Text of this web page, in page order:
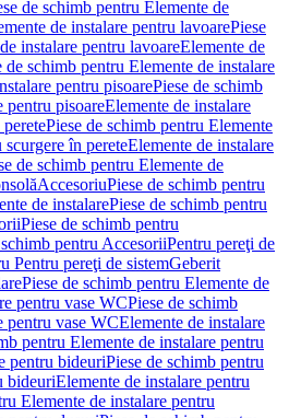
de schimb pentru Elemente de
de instalare pentru lavoarePiese
instalare pentru lavoareElemente de
de schimb pentru Elemente de instalare
pentru pisoarePiese de schimb
pentru pisoareElemente de instalare
Piese de schimb pentru Elemente
în pereteElemente de instalare
de schimb pentru Elemente de
AccesoriuPiese de schimb pentru
de instalarePiese de schimb pentru
Piese de schimb pentru
pentru AccesoriiPentru pereţi de
Pentru pereţi de sistemGeberit
Piese de schimb pentru Elemente de
pentru vase WCPiese de schimb
pentru vase WCElemente de instalare
pentru Elemente de instalare pentru
pentru bideuriPiese de schimb pentru
bideuriElemente de instalare pentru
Elemente de instalare pentru